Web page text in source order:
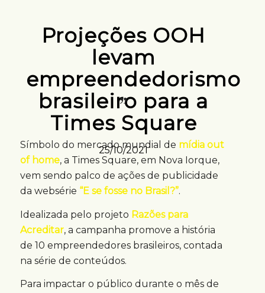
Projeções OOH
levam
empreendedorismo
brasileiro para a
Times Square
25/10/2021
Símbolo do mercado mundial de mídia out
of home, a Times Square, em Nova Iorque,
vem sendo palco de ações de publicidade
da websérie “E se fosse no Brasil?”.
Idealizada pelo projeto Razões para
Acreditar, a campanha promove a história
de 10 empreendedores brasileiros, contada
na série de conteúdos.
Para impactar o público durante o mês de